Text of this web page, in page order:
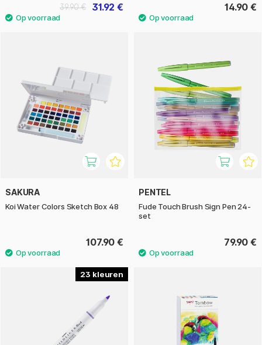
31.92 €
39.90 € 14.90 €
SAKURA
Koi Water Colors Sketch Box 48
107.90 €
PENTEL
Fude Touch Brush Sign Pen 24-
set
79.90 €
23